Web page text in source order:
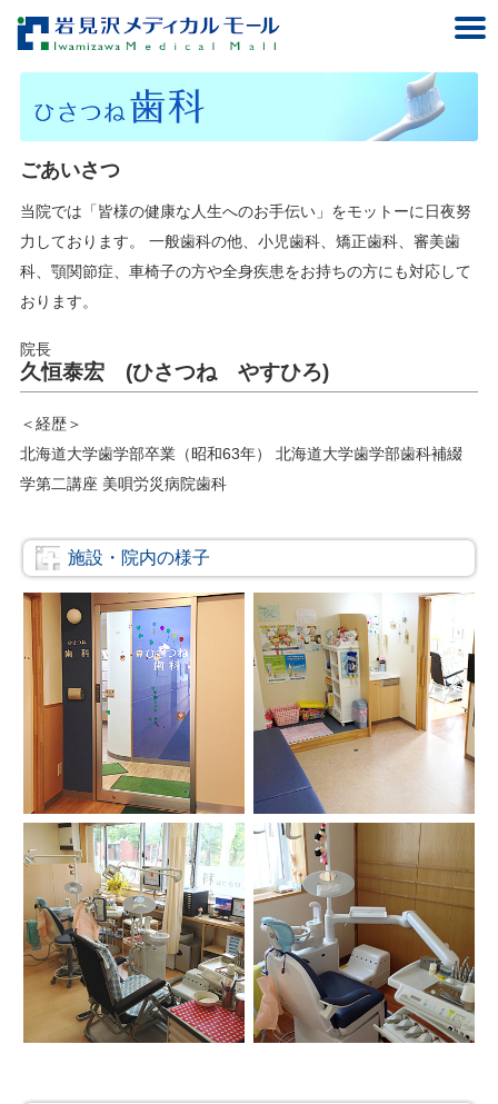
ごあいさつ
当院では「皆様の健康な人生へのお手伝い」をモットーに日夜努
力しております。 一般歯科の他、小児歯科、矯正歯科、審美歯
科、顎関節症、車椅子の方や全身疾患をお持ちの方にも対応して
おります。
院長
久恒泰宏 (ひさつね やすひろ)
＜経歴＞
北海道大学歯学部卒業（昭和63年） 北海道大学歯学部歯科補綴
学第二講座 美唄労災病院歯科
施設・院内の様子